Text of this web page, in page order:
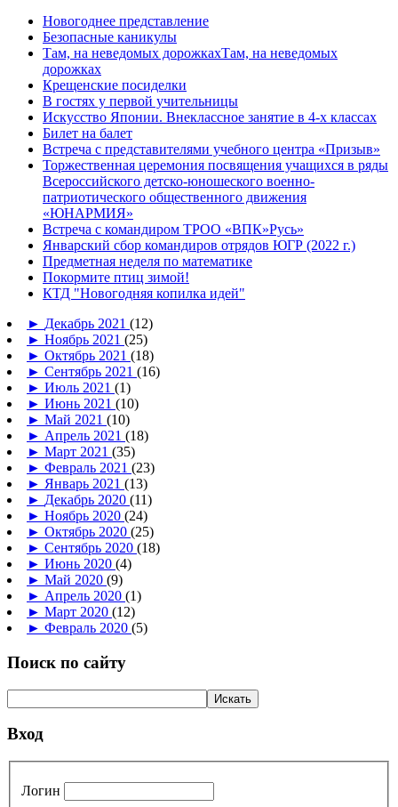
Новогоднее представление
Безопасные каникулы
Там, на неведомых дорожкахТам, на неведомых
дорожках
Крещенские посиделки
В гостях у первой учительницы
Искусство Японии. Внеклассное занятие в 4-х классах
Билет на балет
Встреча с представителями учебного центра «Призыв»
Торжественная церемония посвящения учащихся в ряды
Всероссийского детско-юношеского военно-
патриотического общественного движения
«ЮНАРМИЯ»
Встреча с командиром ТРОО «ВПК»Русь»
Январский сбор командиров отрядов ЮГР (2022 г.)
Предметная неделя по математике
Покормите птиц зимой!
КТД "Новогодняя копилка идей"
► Декабрь 2021 (12)
► Ноябрь 2021 (25)
► Октябрь 2021 (18)
► Сентябрь 2021 (16)
► Июль 2021 (1)
► Июнь 2021 (10)
► Май 2021 (10)
► Апрель 2021 (18)
► Март 2021 (35)
► Февраль 2021 (23)
► Январь 2021 (13)
► Декабрь 2020 (11)
► Ноябрь 2020 (24)
► Октябрь 2020 (25)
► Сентябрь 2020 (18)
► Июнь 2020 (4)
► Май 2020 (9)
► Апрель 2020 (1)
► Март 2020 (12)
► Февраль 2020 (5)
Поиск по сайту
Вход
Логин